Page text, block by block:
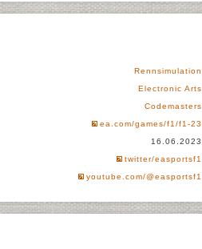
Rennsimulation
Electronic Arts
Codemasters
ea.com/games/f1/f1-23
16.06.2023
twitter/easportsf1
youtube.com/@easportsf1